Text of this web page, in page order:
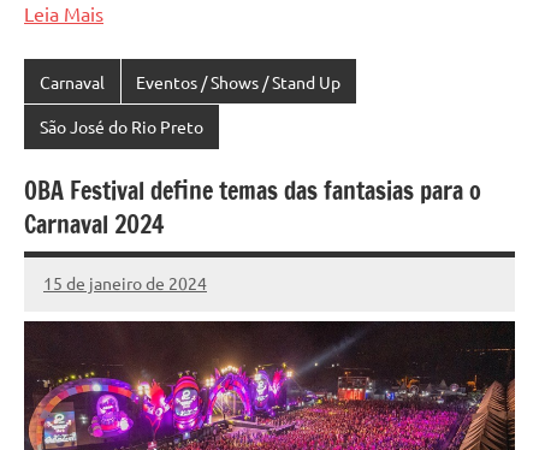
Leia Mais
Carnaval Eventos / Shows / Stand Up
São José do Rio Preto
OBA Festival define temas das fantasias para o
Carnaval 2024
15 de janeiro de 2024
Marcelo
Fachin